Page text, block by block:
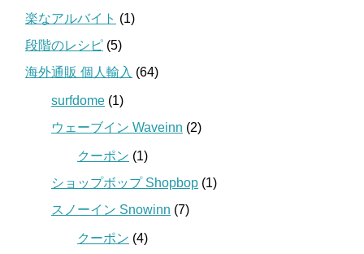
楽なアルバイト (1)
段階のレシピ (5)
海外通販 個人輸入 (64)
surfdome (1)
ウェーブイン Waveinn (2)
クーポン (1)
ショップボップ Shopbop (1)
スノーイン Snowinn (7)
クーポン (4)